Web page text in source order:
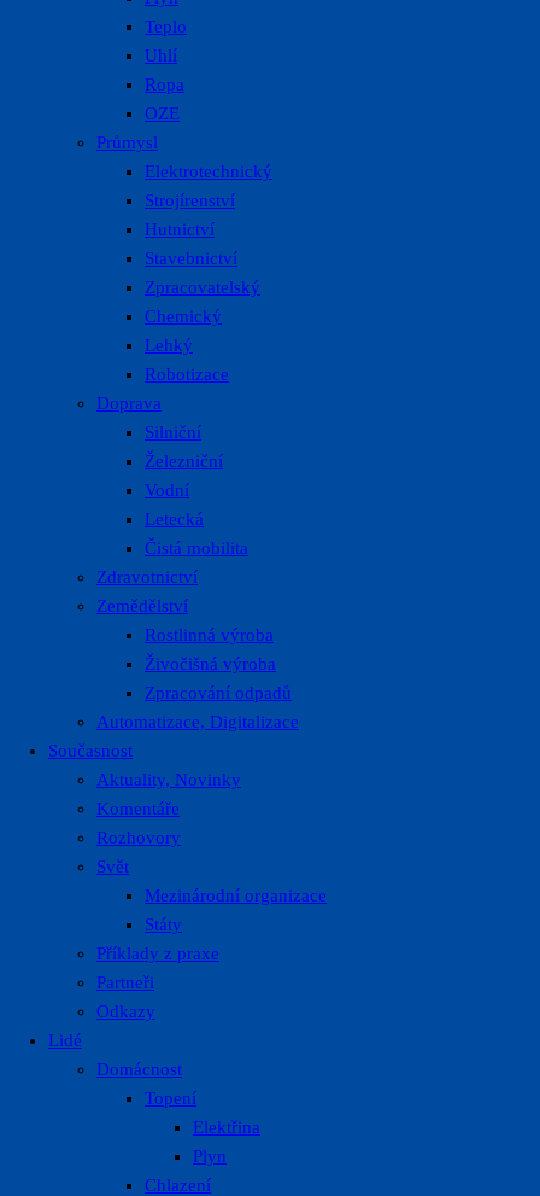
Teplo
Uhlí
Ropa
OZE
Průmysl
Elektrotechnický
Strojírenství
Hutnictví
Stavebnictví
Zpracovatelský
Chemický
Lehký
Robotizace
Doprava
Silniční
Železniční
Vodní
Letecká
Čistá mobilita
Zdravotnictví
Zemědělství
Rostlinná výroba
Živočišná výroba
Zpracování odpadů
Automatizace, Digitalizace
Současnost
Aktuality, Novinky
Komentáře
Rozhovory
Svět
Mezinárodní organizace
Státy
Příklady z praxe
Partneři
Odkazy
Lidé
Domácnost
Topení
Elektřina
Plyn
Chlazení